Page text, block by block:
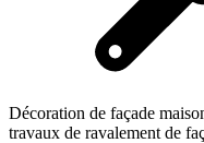
Décoration de façade
travaux de ravalement de